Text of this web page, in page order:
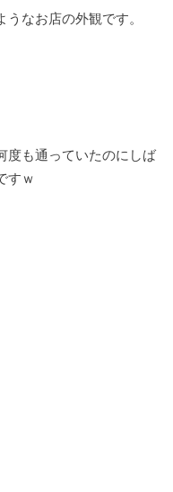
なお店の外観です。
度も通っていたのにしば
すｗ